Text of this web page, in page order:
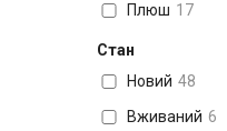
Плюш 17
Стан
Новий 48
Вживаний 6